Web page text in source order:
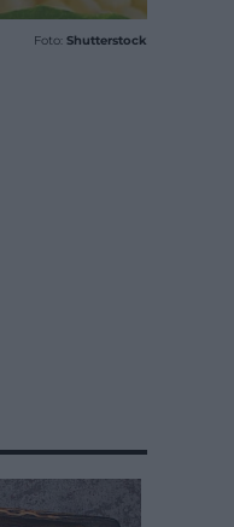
Foto: Shutterstock